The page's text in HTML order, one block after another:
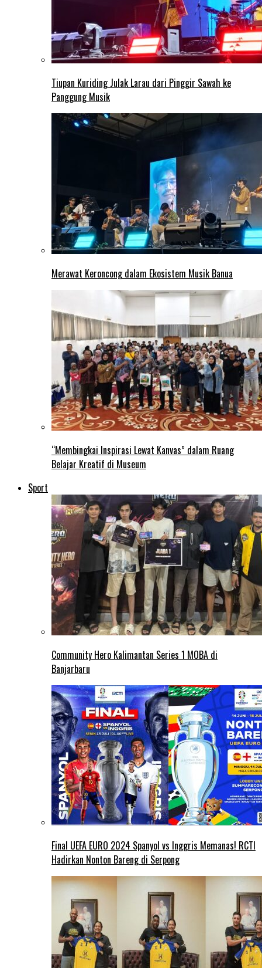
Tiupan Kuriding Julak Larau dari Pinggir Sawah ke
Panggung Musik
Merawat Keroncong dalam Ekosistem Musik Banua
“Membingkai Inspirasi Lewat Kanvas” dalam Ruang
Belajar Kreatif di Museum
Sport
Community Hero Kalimantan Series 1 MOBA di
Banjarbaru
Final UEFA EURO 2024 Spanyol vs Inggris Memanas! RCTI
Hadirkan Nonton Bareng di Serpong